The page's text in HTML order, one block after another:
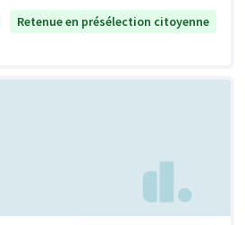
Retenue en présélection citoyenne